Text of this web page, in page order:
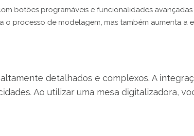
botões programáveis e funcionalidades
processo de modelagem, mas também aumenta a
detalhados e complexos. A
Ao utilizar uma mesa digitalizadora,